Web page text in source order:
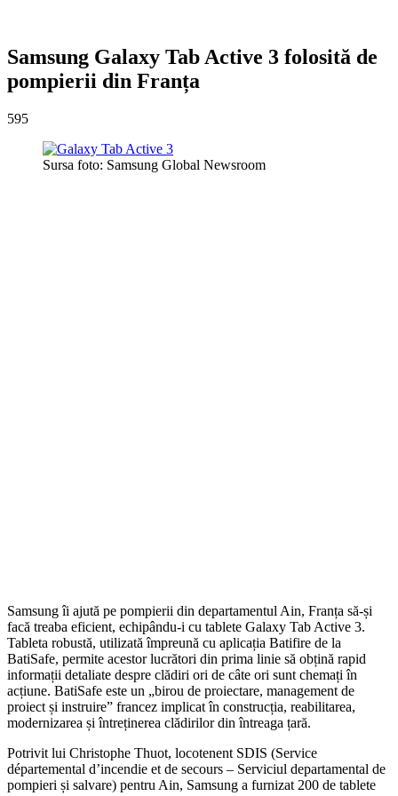
Samsung Galaxy Tab Active 3 folosită de
pompierii din Franța
595
Sursa foto: Samsung Global Newsroom
Samsung îi ajută pe pompierii din departamentul Ain, Franța să-și
facă treaba eficient, echipându-i cu tablete Galaxy Tab Active 3.
Tableta robustă, utilizată împreună cu aplicația Batifire de la
BatiSafe, permite acestor lucrători din prima linie să obțină rapid
informații detaliate despre clădiri ori de câte ori sunt chemați în
acțiune. BatiSafe este un „birou de proiectare, management de
proiect și instruire” francez implicat în construcția, reabilitarea,
modernizarea și întreținerea clădirilor din întreaga țară.
Potrivit lui Christophe Thuot, locotenent SDIS (Service
départemental d’incendie et de secours – Serviciul departamental de
pompieri și salvare) pentru Ain, Samsung a furnizat 200 de tablete